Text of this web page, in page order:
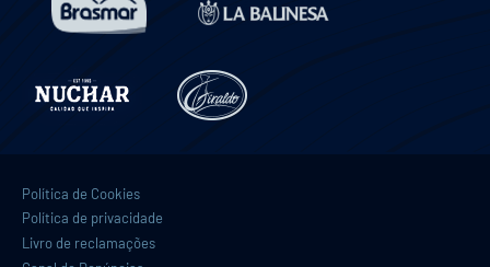
Política de Cookies
Política de privacidade
Livro de reclamações